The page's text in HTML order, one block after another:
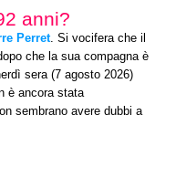
anni?
Perret. Si vocifera che il
che la sua compagna è
sera (7 agosto 2026)
è ancora stata
sembrano avere dubbi a